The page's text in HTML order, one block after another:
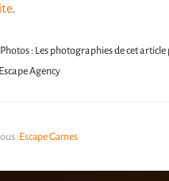
.
: Les photographies de cet
Agency
: Escape Games